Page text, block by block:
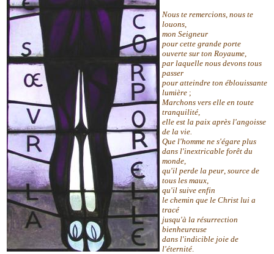
Nous te remercions nous te
louons
mon Seigneur
pour cette grande porte
ouverte sur ton Royaume
par laquelle nous devons tous
passer
pour atteindre ton éblouissante
lumière ;
Marchons vers elle en toute
tranquilité
elle est la paix après l'angoisse
de la vie.
Que l'homme ne s'égare plus
dans l'inextricable forêt du
monde
qu'il perde la peur source de
tous les maux
qu'il suive enfin
le chemin que le Christ lui a
tracé
jusqu'à la résurrection
bienheureuse
dans l'indicible joie de
l'éternité